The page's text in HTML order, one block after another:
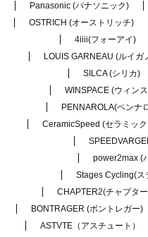
Panasonic (パナソニック)
OSTRICH (オーストリッチ)
4iiii(フォーアイ)
LOUIS GARNEAU (ルイガ
SILCA (シリカ)
WINSPACE (ウィン
PENNAROLA(ペンナ
CeramicSpeed (セラミッ
power2max (
Stages Cycling(
CHAPTER2(チャプタ
BONTRAGER (ボントレガー)
ASTVTE（アスチュート）